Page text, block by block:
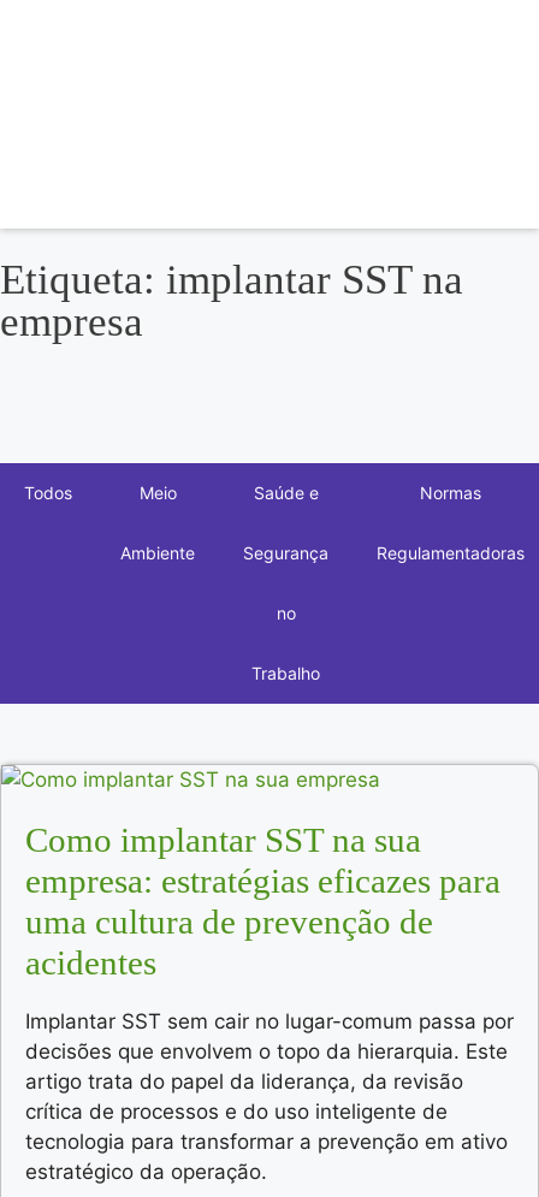
Etiqueta: implantar SST na
empresa
Todos Meio
Ambiente
Saúde e
Segurança
no
Trabalho
Normas
Regulamentadoras
Como implantar SST na sua
empresa: estratégias eficazes para
uma cultura de prevenção de
acidentes
Implantar SST sem cair no lugar-comum passa por
decisões que envolvem o topo da hierarquia. Este
artigo trata do papel da liderança, da revisão
crítica de processos e do uso inteligente de
tecnologia para transformar a prevenção em ativo
estratégico da operação.